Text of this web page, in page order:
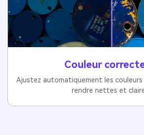
Couleur
Ajustez automatiquement les couleurs
rendre nettes et